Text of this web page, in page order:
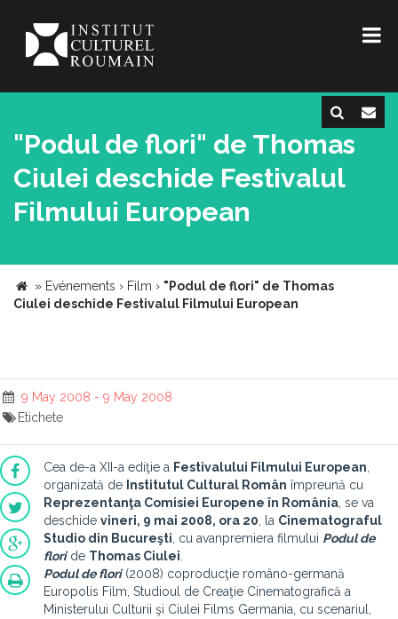
"Podul de flori" de Thomas
Ciulei deschide Festivalul
Filmului European
» Evénements › Film › "Podul de flori" de Thomas
Ciulei deschide Festivalul Filmului European
9 May 2008 - 9 May 2008
Etichete
Cea de-a XII-a ediţie a Festivalului Filmului European
organizată de Institutul Cultural Român împreună cu
Reprezentanţa Comisiei Europene în România , se va
deschide vineri, 9 mai 2008, ora 20 , la Cinematograful
Studio din Bucureşti , cu avanpremiera filmului Podul de
floride Thomas Ciulei
Podul de flori(2008) coproducţie româno-germană
Europolis Film, Studioul de Creaţie Cinematografică a
Ministerului Culturii şi Ciulei Films Germania, cu scenariul,